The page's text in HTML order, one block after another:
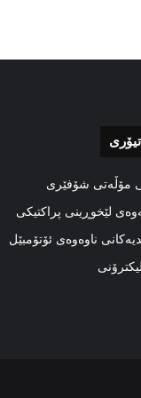
مۆڵەتی شۆفێری
لێخوڕینی پراکتیکی
ناوەوەی ئۆتۆمبێل